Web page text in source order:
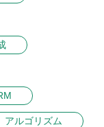
アルゴリズム